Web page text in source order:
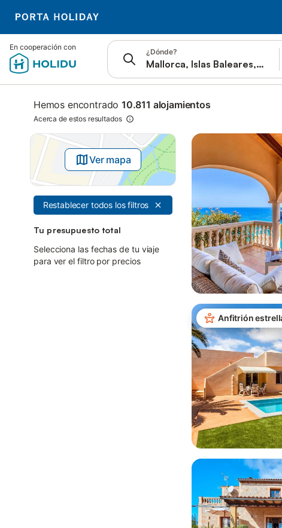
Saltar a
Barra de búsqueda
Filtros
Ofertas
En cooperación con
¿Dónde?
Hemos encontrado10.811 alojamientos
Acerca de estos resultados
Ver mapa
Restablecer todos los filtros
Tu presupuesto total
Selecciona las fechas de tu viaje
para ver el filtro por precios
Anfitrión